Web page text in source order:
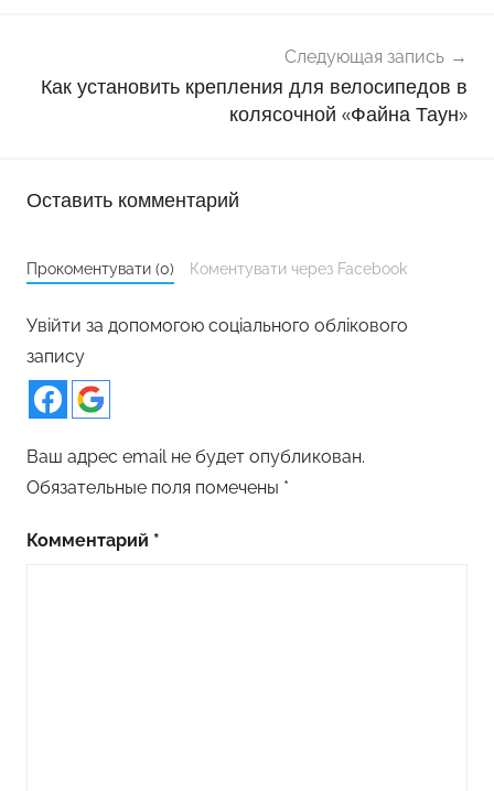
Следующая запись
Как установить крепления для велосипедов в
колясочной «Файна Таун»
Оставить комментарий
Прокоментувати (0) Коментувати через Facebook
Увійти за допомогою соціального облікового
запису
Ваш адрес email не будет опубликован.
Обязательные поля помечены *
Комментарий *